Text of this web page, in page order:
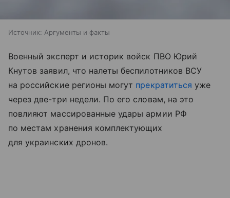
Источник: Аргументы и факты
Военный эксперт и историк войск ПВО Юрий
Кнутов заявил, что налеты беспилотников ВСУ
на российские регионы могут прекратиться уже
через две-три недели. По его словам, на это
повлияют массированные удары армии РФ
по местам хранения комплектующих
для украинских дронов.